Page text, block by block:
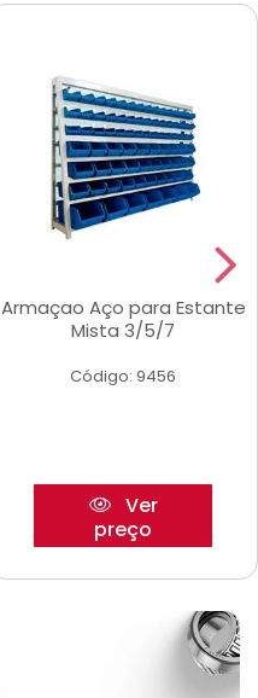
Armaçao Aço para Estante
Mista 3/5/7
Código: 9456
Ver
preço